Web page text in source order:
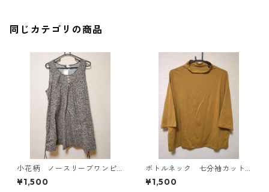
同じカテゴリの商品
小花柄 ノースリーブワンピ
ース ４Ｌ ブラック KAE-
4819
¥1,500
ボトルネック 七分袖カット
ソー ４Ｌ マスタード KA
E-4818
¥1,500